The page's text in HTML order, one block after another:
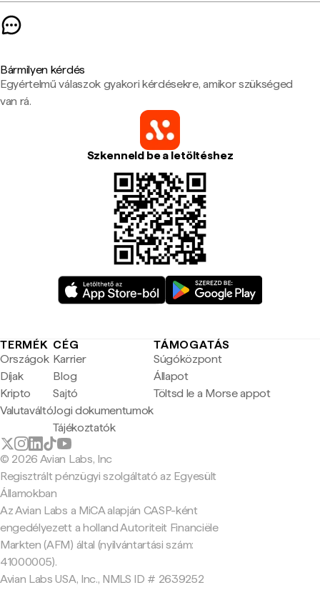
Bármilyen kérdés
Egyértelmű válaszok gyakori kérdésekre, amikor szükséged
van rá.
Szkenneld be a letöltéshez
TERMÉK
Országok
Díjak
Kripto
Valutaváltó
CÉG
Karrier
Blog
Sajtó
Jogi dokumentumok
Tájékoztatók
TÁMOGATÁS
Súgóközpont
Állapot
Töltsd le a Morse appot
© 2026 Avian Labs, Inc
Regisztrált pénzügyi szolgáltató az Egyesült
Államokban
Az Avian Labs a MiCA alapján CASP-ként
engedélyezett a holland Autoriteit Financiële
Markten (AFM) által (nyilvántartási szám:
41000005).
Avian Labs USA, Inc., NMLS ID # 2639252